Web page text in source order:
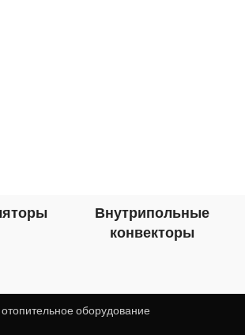
Внутрипольные
конвекторы
оборудование